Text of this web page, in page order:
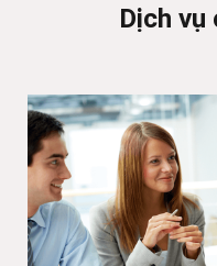
Dịch vụ